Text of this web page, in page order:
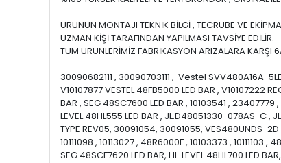
ÜRÜNÜN MONTAJI TEKNİK BİLGİ , TECRÜBE VE
UZMAN KİŞİ TARAFINDAN YAPILMASI TAVSİYE EDİLİR.
TÜM ÜRÜNLERİMİZ FABRİKASYON ARIZALARA KARŞI
30090682111 , 30090703111 , Vestel SVV480A16A-
V10107877 VESTEL 48FB5000 LED BAR , V10107222
BAR , SEG 48SC7600 LED BAR , 10103541 , 23407779 ,
LEVEL 48HL555 LED BAR , JL.D48051330-078AS-C ,
TYPE REV05, 30091054, 30091055, VES480UNDS-2D-
10111098 , 10113027 , 48R6000F , 10103373 , 10111103 ,
SEG 48SCF7620 LED BAR, HI-LEVEL 48HL700 LED